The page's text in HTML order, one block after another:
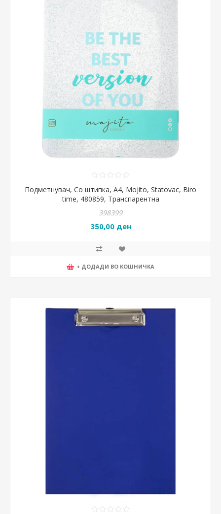
Подметнувач, Со штипка, А4, Mojito, Statovac, Biro
time, 480859, Транспарентна
398399
350,00 ден
+ ДОДАДИ ВО КОШНИЧКА